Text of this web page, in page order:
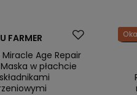
FARMER
Miracle Age Repair
w płachcie